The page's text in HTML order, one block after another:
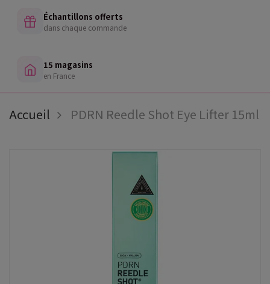
Échantillons offerts
dans chaque commande
15 magasins
en France
Accueil PDRN Reedle Shot Eye Lifter 15ml